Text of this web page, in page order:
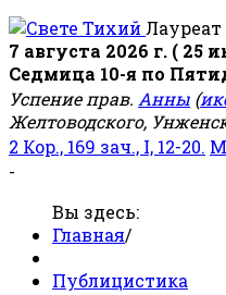
7 августа 2026 г. ( 25
Седмица 10-я по
Успение прав. Анны (
Желтоводского,
2 Кор., 169 зач., I, 12-20.
-
Вы здесь:
Главная/
Публицистика